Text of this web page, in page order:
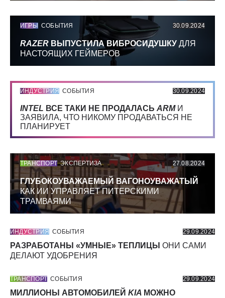
ИГРЫ СОБЫТИЯ 30.09.2024
RAZER ВЫПУСТИЛА ВИБРОСИДУШКУ ДЛЯ
НАСТОЯЩИХ ГЕЙМЕРОВ
ИНДУСТРИЯ СОБЫТИЯ 30.09.2024
INTEL ВСЕ ТАКИ НЕ ПРОДАЛАСЬ ARMИ
ЗАЯВИЛА, ЧТО НИКОМУ ПРОДАВАТЬСЯ НЕ
ПЛАНИРУЕТ
ТРАНСПОРТ ЭКСПЕРТИЗА 27.08.2024
ГЛУБОКОУВАЖАЕМЫЙ ВАГОНОУВАЖАТЫЙ
КАК ИИ УПРАВЛЯЕТ ПИТЕРСКИМИ
ТРАМВАЯМИ
ИНДУСТРИЯ СОБЫТИЯ 29.09.2024
РАЗРАБОТАНЫ «УМНЫЕ» ТЕПЛИЦЫ ОНИ САМИ
ДЕЛАЮТ УДОБРЕНИЯ
ТРАНСПОРТ СОБЫТИЯ 29.09.2024
МИЛЛИОНЫ АВТОМОБИЛЕЙ KIA МОЖНО